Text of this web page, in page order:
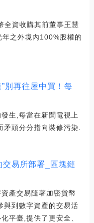
全資收購其前董事王慧
之外境內100%股權的
別再往屋中買！每
生,每當在新聞電視上
矛頭分分指向裝修污染.
易所部署_區塊鏈
產交易隨著加密貨幣
與到數字資產的交易活
平臺,提供了更安全、